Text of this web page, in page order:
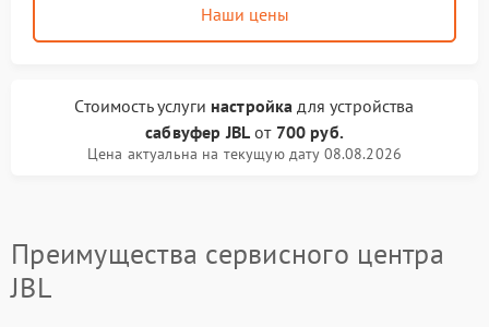
Наши цены
Стоимость услуги настройка для устройства
сабвуфер JBL от 700 руб.
Цена актуальна на текущую дату 08.08.2026
Преимущества сервисного центра
JBL